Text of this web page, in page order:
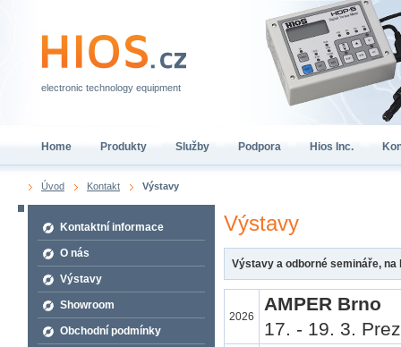
Úvod Kontakt Výstavy
Výstavy
Výstavy a odborné semináře,
2026
AMPER Brno
17. - 19. 3.
Kontaktní informace
O nás
Výstavy
Showroom
Obchodní podmínky
electronic technology equipment
Home Produkty Služby Podpora Hios Inc.